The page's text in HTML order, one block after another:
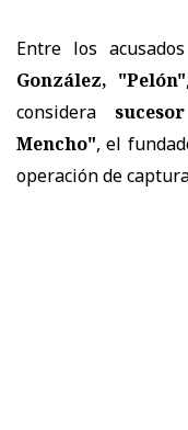
Entre los
González, "Pelón"
considera
Mencho", el
operación de